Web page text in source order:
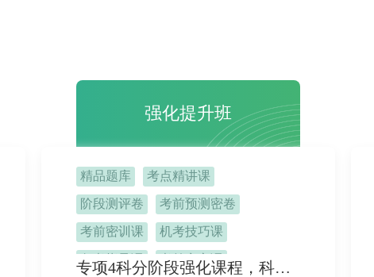
强化提升班
精品题库 考点精讲课
阶段测评卷 考前预测密卷
考前密训课 机考技巧课
备考指导课 考前定心课 专项4科分阶段强化课程，科科匹配专项习题，课练结合。 搭配考前特训课、终极提分密卷，稳定提分，一次通关。